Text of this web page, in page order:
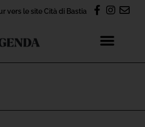
vers le site Cità di Bastia